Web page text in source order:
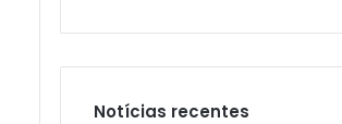
Notícias recentes